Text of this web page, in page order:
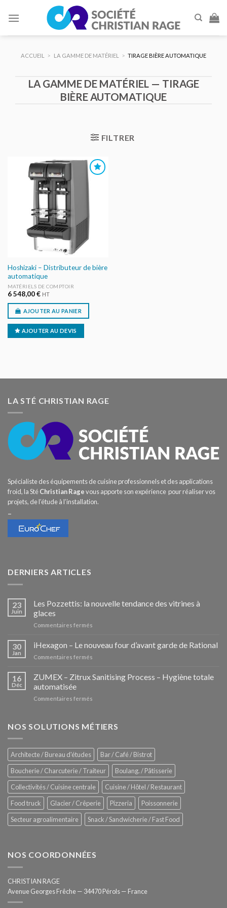
ACCUEIL > LA GAMME DE MATÉRIEL > TIRAGE BIÈRE AUTOMATIQUE
LA GAMME DE MATÉRIEL — TIRAGE
BIÈRE AUTOMATIQUE
FILTRER
AJOUTER
AU DEVIS
Hoshizaki – Distributeur de bière
automatique
MATÉRIELS DE COMPTOIR
6 548,00€ HT
AJOUTER AU PANIER
AJOUTER AU DEVIS
LA STÉ CHRISTIAN RAGE
Spécialiste des équipements de cuisine professionnels et des applications
froid, la StéChristian Ragevous apporte son expérience pour réaliser vos
projets, de l’étude à l’installation.
–
DERNIERS ARTICLES
23
Juin
Les Pozzettis: la nouvelle tendance des vitrines à
glaces
Commentaires fermés
Pozzettis:
la
des
30
Jan
iHexagon – Le nouveau four d’avant garde de Rational
Commentaires fermés
–
Le
de
16
Déc
ZUMEX – Zitrux Sanitising Process – Hygiène totale
automatisée
Commentaires fermés
Zitrux
–
Hygiène
totale
automatisée
NOS SOLUTIONS MÉTIERS
Architecte / Bureau d'études
Bar / Café / Bistrot
Boucherie / Charcuterie / Traiteur
Boulang. / Pâtisserie
Collectivités / Cuisine centrale
Cuisine / Hôtel / Restaurant
Food truck
Glacier / Crêperie Pizzeria
Poissonnerie
Secteur agroalimentaire
Snack / Sandwicherie / Fast Food
NOS COORDONNÉES
CHRISTIAN RAGE
Avenue Georges Frêche — 34470 Pérols — France